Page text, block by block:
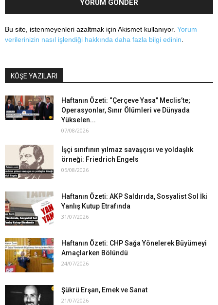
Bu site, istenmeyenleri azaltmak için Akismet kullanıyor. Yorum
verilerinizin nasıl işlendiği hakkında daha fazla bilgi edinin
KÖŞE YAZILARI
Haftanın Özeti: “Çerçeve Yasa” Meclis’te;
Operasyonlar, Sınır Ölümleri ve Dünyada
Yükselen...
07/08/2026
İşçi sınıfının yılmaz savaşçısı ve yoldaşlık
örneği: Friedrich Engels
05/08/2026
Haftanın Özeti: AKP Saldırıda, Sosyalist Sol İki
Yanlış Kutup Etrafında
31/07/2026
Haftanın Özeti: CHP Sağa Yönelerek Büyümeyi
Amaçlarken Bölündü
24/07/2026
Şükrü Erşan, Emek ve Sanat
21/07/2026